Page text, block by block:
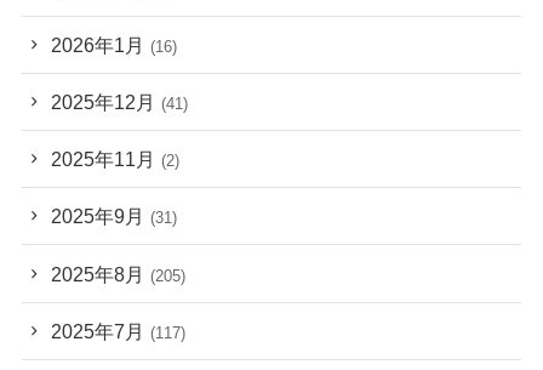
2026年1月 (16)
2025年12月 (41)
2025年11月 (2)
2025年9月 (31)
2025年8月 (205)
2025年7月 (117)